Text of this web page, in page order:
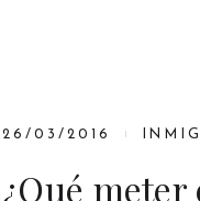
26/03/2016
¿Qué